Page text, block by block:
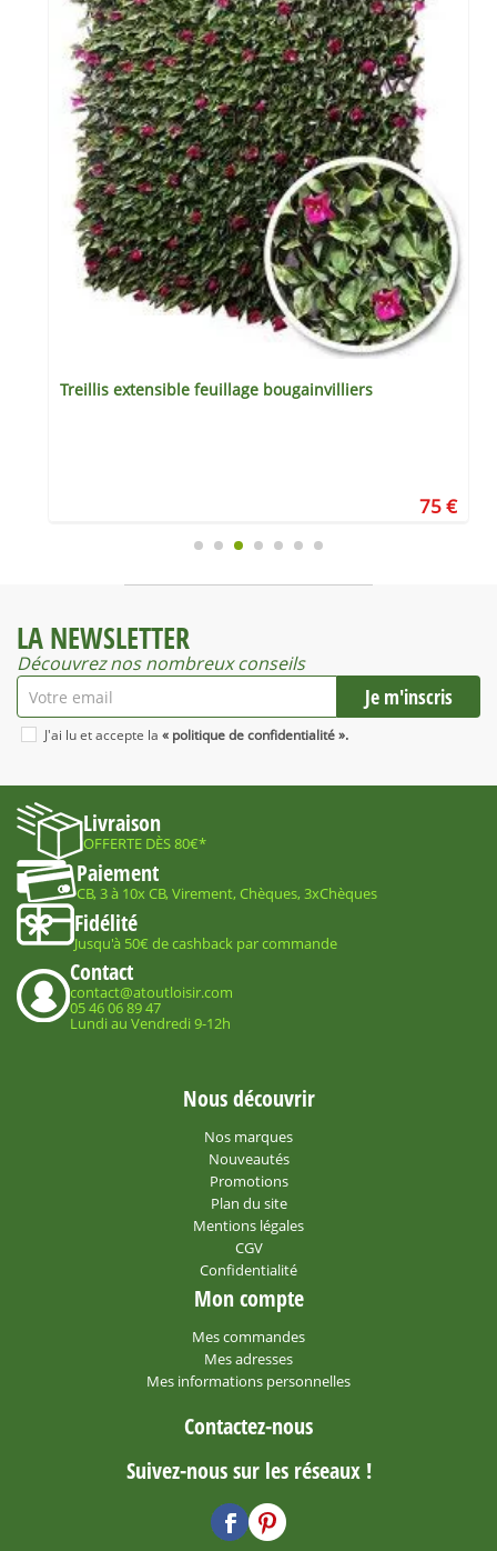
Treillis extensible feuillage bougainvilliers
75 €
LA NEWSLETTER
Découvrez nos nombreux conseils
J'ai lu et accepte la « politique de confidentialité ».
Livraison
OFFERTE DÈS 80€*
Paiement
CB, 3 à 10x CB, Virement, Chèques, 3xChèques
Fidélité
Jusqu'à 50€ de cashback par commande
Contact
contact@atoutloisir.com
05 46 06 89 47
Lundi au Vendredi 9-12h
Nous découvrir
Nos marques
Nouveautés
Promotions
Plan du site
Mentions légales
CGV
Confidentialité
Mon compte
Mes commandes
Mes adresses
Mes informations personnelles
Contactez-nous
Suivez-nous sur les réseaux !